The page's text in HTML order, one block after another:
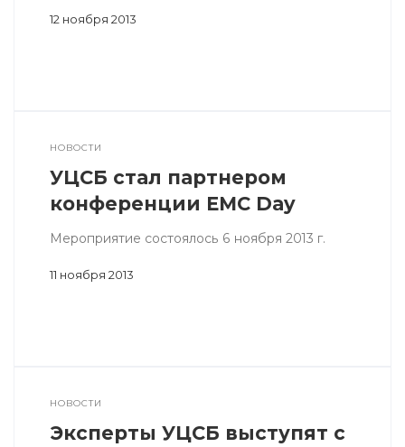
12 ноября 2013
НОВОСТИ
УЦСБ стал партнером
конференции EMC Day
Мероприятие состоялось 6 ноября 2013 г.
11 ноября 2013
НОВОСТИ
Эксперты УЦСБ выступят с